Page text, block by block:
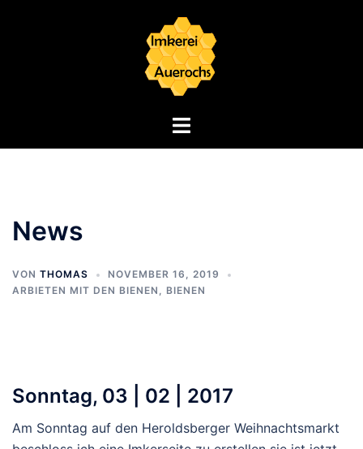
Menü
News
VON THOMAS
NOVEMBER 16, 2019
ARBIETEN MIT DEN BIENEN , BIENEN
Sonntag, 03 | 02 | 2017
Am Sonntag auf den Heroldsberger Weihnachtsmarkt